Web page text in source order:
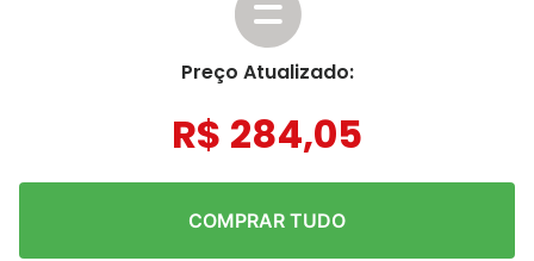
Preço Atualizado:
R$ 284,05
COMPRAR TUDO